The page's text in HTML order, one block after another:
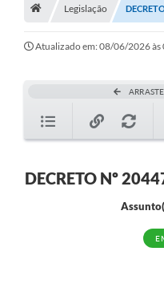
A História
Galeria de Fotos
Legislação
Atualizado em: 08/06/2026 às
DECRETO Nº